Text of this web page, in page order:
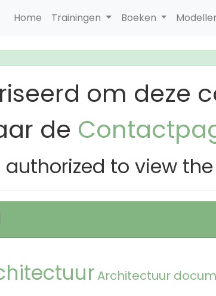
Home Trainingen Boeken
om deze
de
to view
Architectuur